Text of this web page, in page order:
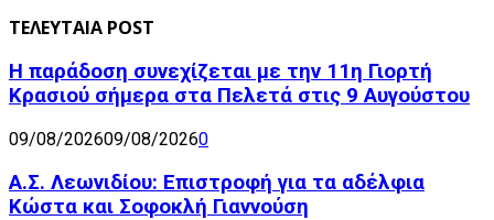
ΤΕΛΕΥΤΑΙΑ POST
Η παράδοση συνεχίζεται με την 11η Γιορτή
Κρασιού σήμερα στα Πελετά στις 9 Αυγούστου
09/08/202609/08/20260
Α.Σ. Λεωνιδίου: Επιστροφή για τα αδέλφια
Κώστα και Σοφοκλή Γιαννούση